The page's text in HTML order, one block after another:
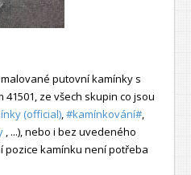
putovní kamínky s
ze všech skupin co jsou
(official) #kamínkování#
, ...), nebo i bez uvedeného
pozice kamínku není potřeba